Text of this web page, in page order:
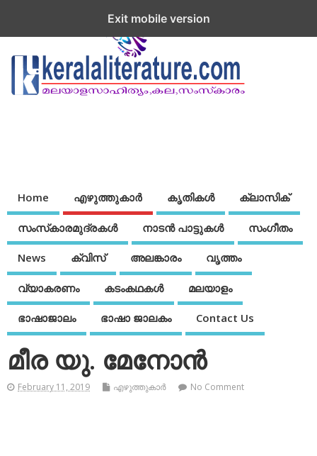
Home എഴുത്തുകാര്‍ കൃതികൾ ക്ലാസിക്
സംസ്‌കാരമുദ്രകള്‍ നാടന്‍ പാട്ടുകള്‍ സംഗീതം
News ക്വിസ് അലങ്കാരം വൃത്തം
വ്യാകരണം കടംകഥകള്‍ മലയാളം
ഭാഷാജാലം ഭാഷാ ജാലകം Contact Us
മീര യു. മേനോന്‍
February 11, 2019 എഴുത്തുകാര്‍ No Comment
Exit mobile version